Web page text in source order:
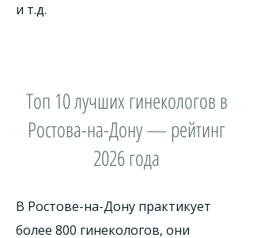
и т.д.
Топ 10 лучших гинекологов в
Ростова-на-Дону — рейтинг
2026 года
В Ростове-на-Дону практикует
более 800 гинекологов, они